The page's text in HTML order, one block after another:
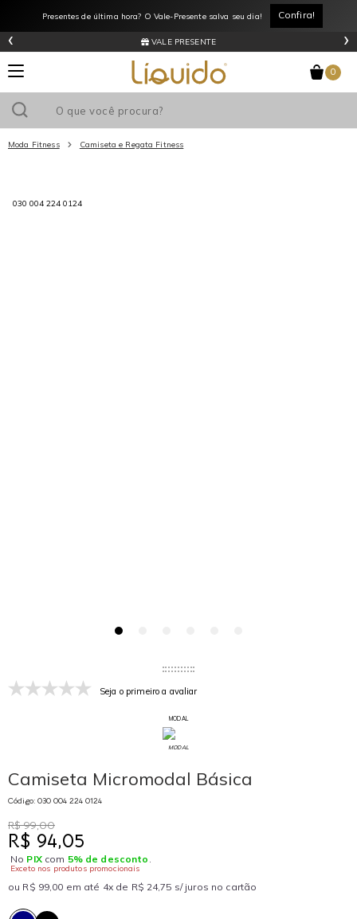
Presentes de última hora? O Vale-Presente salva seu dia! Confira!
VALE PRESENTE
‹ ›
0
Moda Fitness Camiseta e Regata Fitness
030 004 224 0124
Seja o primeiro a avaliar
MODAL
Camiseta Micromodal Básica
Código: 030 004 224 0124
R$ 99,00
R$ 94,05
No PIXcom 5% de desconto .
Exceto nos produtos promocionais
ou R$ 99,00 em até 4x de R$ 24,75 s/ juros no cartão